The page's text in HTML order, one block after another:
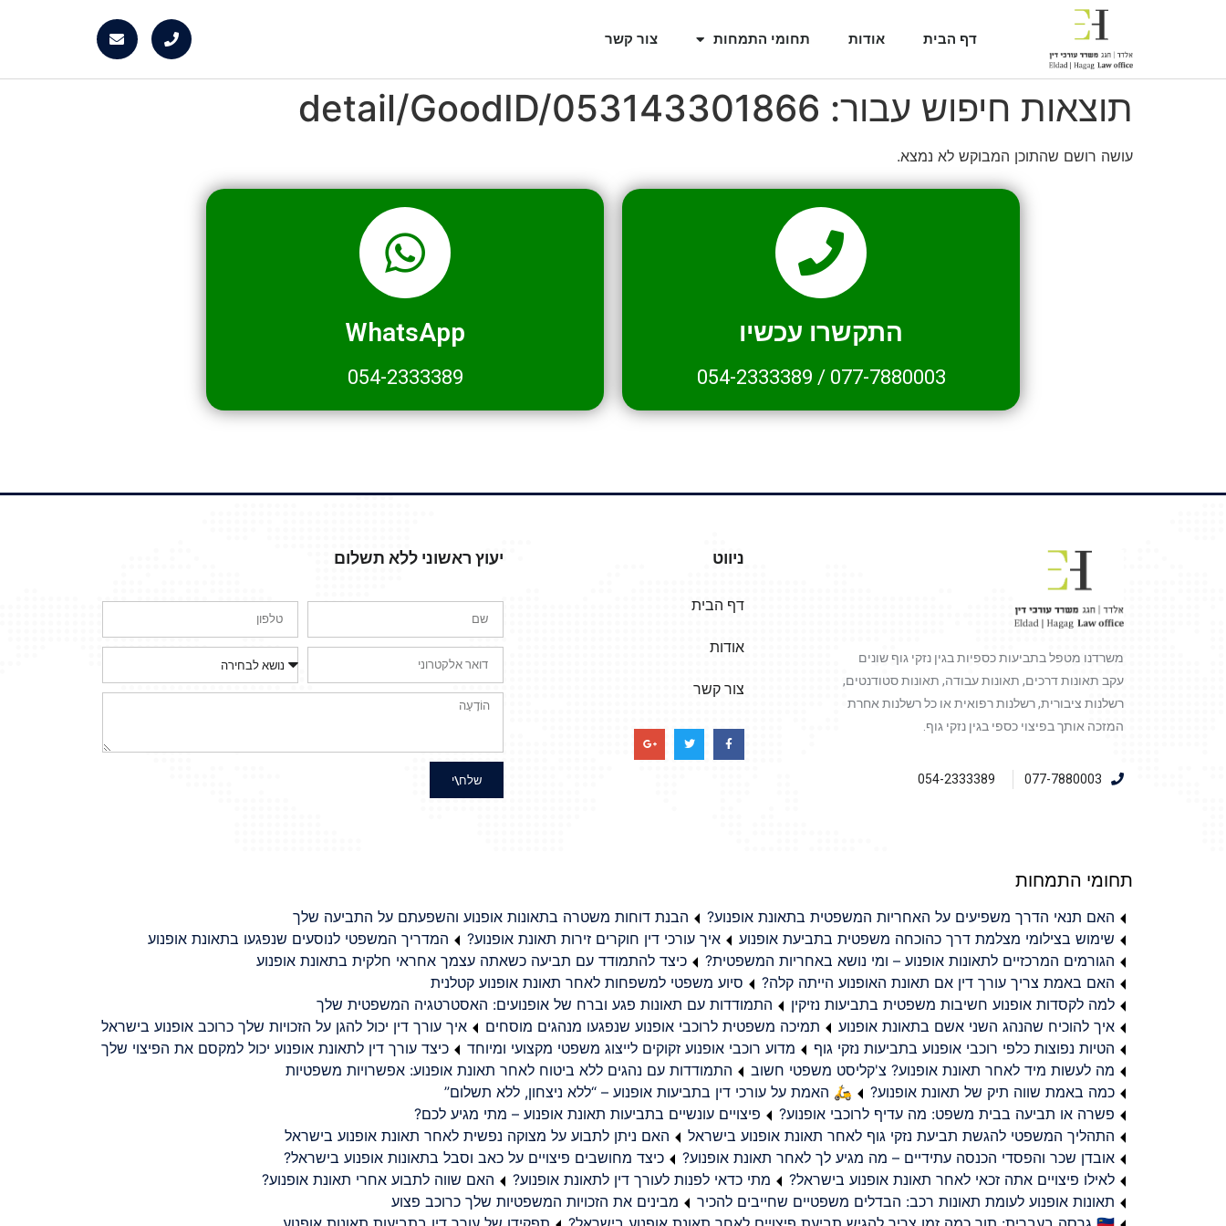
דף הבית אודות תחומי התמחות צור קשר
תוצאות חיפוש עבור: detail/GoodID/053143301866
עושה רושם שהתוכן המבוקש לא נמצא.
התקשרו עכשיו
077-7880003
/
054-2333389
WhatsApp
054-2333389
משרדנו מטפל בתביעות כספיות בגין נזקי גוף שונים
עקב תאונות דרכים, תאונות עבודה, תאונות סטודנטים,
רשלנות ציבורית, רשלנות רפואית או כל רשלנות אחרת
המזכה אותך בפיצוי כספי בגין נזקי גוף.
077-7880003
054-2333389
ניווט
דף הבית
אודות
צור קשר
יעוץ ראשוני ללא תשלום
שלח\י
תחומי התמחות
האם תנאי הדרך משפיעים על האחריות המשפטית בתאונת אופנוע?
הבנת דוחות משטרה בתאונות אופנוע והשפעתם על התביעה שלך
שימוש בצילומי מצלמת דרך כהוכחה משפטית בתביעת אופנוע
איך עורכי דין חוקרים זירות תאונת אופנוע?
המדריך המשפטי לנוסעים שנפגעו בתאונת אופנוע
הגורמים המרכזיים לתאונות אופנוע – ומי נושא באחריות המשפטית?
כיצד להתמודד עם תביעה כשאתה עצמך אחראי חלקית בתאונת אופנוע
האם באמת צריך עורך דין אם תאונת האופנוע הייתה קלה?
סיוע משפטי למשפחות לאחר תאונת אופנוע קטלנית
למה לקסדות אופנוע חשיבות משפטית בתביעות נזיקין
התמודדות עם תאונות פגע וברח של אופנועים: האסטרטגיה המשפטית שלך
איך להוכיח שהנהג השני אשם בתאונת אופנוע
תמיכה משפטית לרוכבי אופנוע שנפגעו מנהגים מוסחים
איך עורך דין יכול להגן על הזכויות שלך כרוכב אופנוע בישראל
הטיות נפוצות כלפי רוכבי אופנוע בתביעות נזקי גוף
מדוע רוכבי אופנוע זקוקים לייצוג משפטי מקצועי ומיוחד
כיצד עורך דין לתאונת אופנוע יכול למקסם את הפיצוי שלך
מה לעשות מיד לאחר תאונת אופנוע? צ'קליסט משפטי חשוב
התמודדות עם נהגים ללא ביטוח לאחר תאונת אופנוע: אפשרויות משפטיות
כמה באמת שווה תיק של תאונת אופנוע?
🛵 האמת על עורכי דין בתביעות אופנוע – “ללא ניצחון, ללא תשלום”
פשרה או תביעה בבית משפט: מה עדיף לרוכבי אופנוע?
פיצויים עונשיים בתביעות תאונת אופנוע – מתי מגיע לכם?
התהליך המשפטי להגשת תביעת נזקי גוף לאחר תאונת אופנוע בישראל
האם ניתן לתבוע על מצוקה נפשית לאחר תאונת אופנוע בישראל
אובדן שכר והפסדי הכנסה עתידיים – מה מגיע לך לאחר תאונת אופנוע?
כיצד מחושבים פיצויים על כאב וסבל בתאונות אופנוע בישראל?
לאילו פיצויים אתה זכאי לאחר תאונת אופנוע בישראל?
מתי כדאי לפנות לעורך דין לתאונת אופנוע?
האם שווה לתבוע אחרי תאונת אופנוע?
תאונות אופנוע לעומת תאונות רכב: הבדלים משפטיים שחייבים להכיר
מבינים את הזכויות המשפטיות שלך כרוכב פצוע